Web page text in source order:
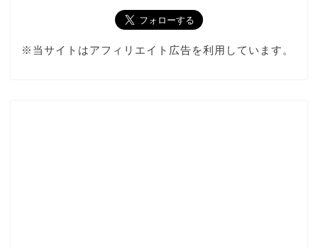
※当サイトはアフィリエイト広告を利用しています。